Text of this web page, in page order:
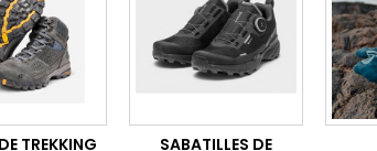
TREKKING
SABATILLES DE